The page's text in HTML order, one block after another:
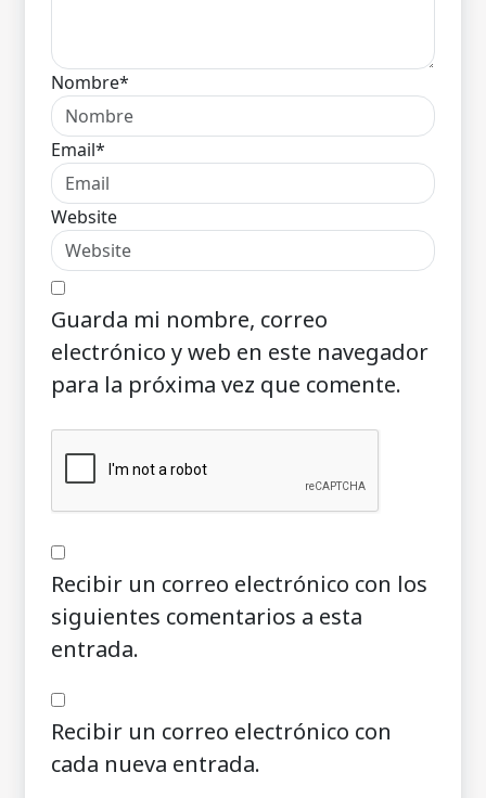
Nombre*
Email*
Website
Guarda mi nombre, correo
electrónico y web en este navegador
para la próxima vez que comente.
Recibir un correo electrónico con los
siguientes comentarios a esta
entrada.
Recibir un correo electrónico con
cada nueva entrada.